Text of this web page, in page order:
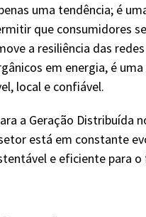
uma tendência; é
que consumidores
a resiliência das
em energia, é
local e confiável.
a Geração Distribuída
está em constante
e eficiente para